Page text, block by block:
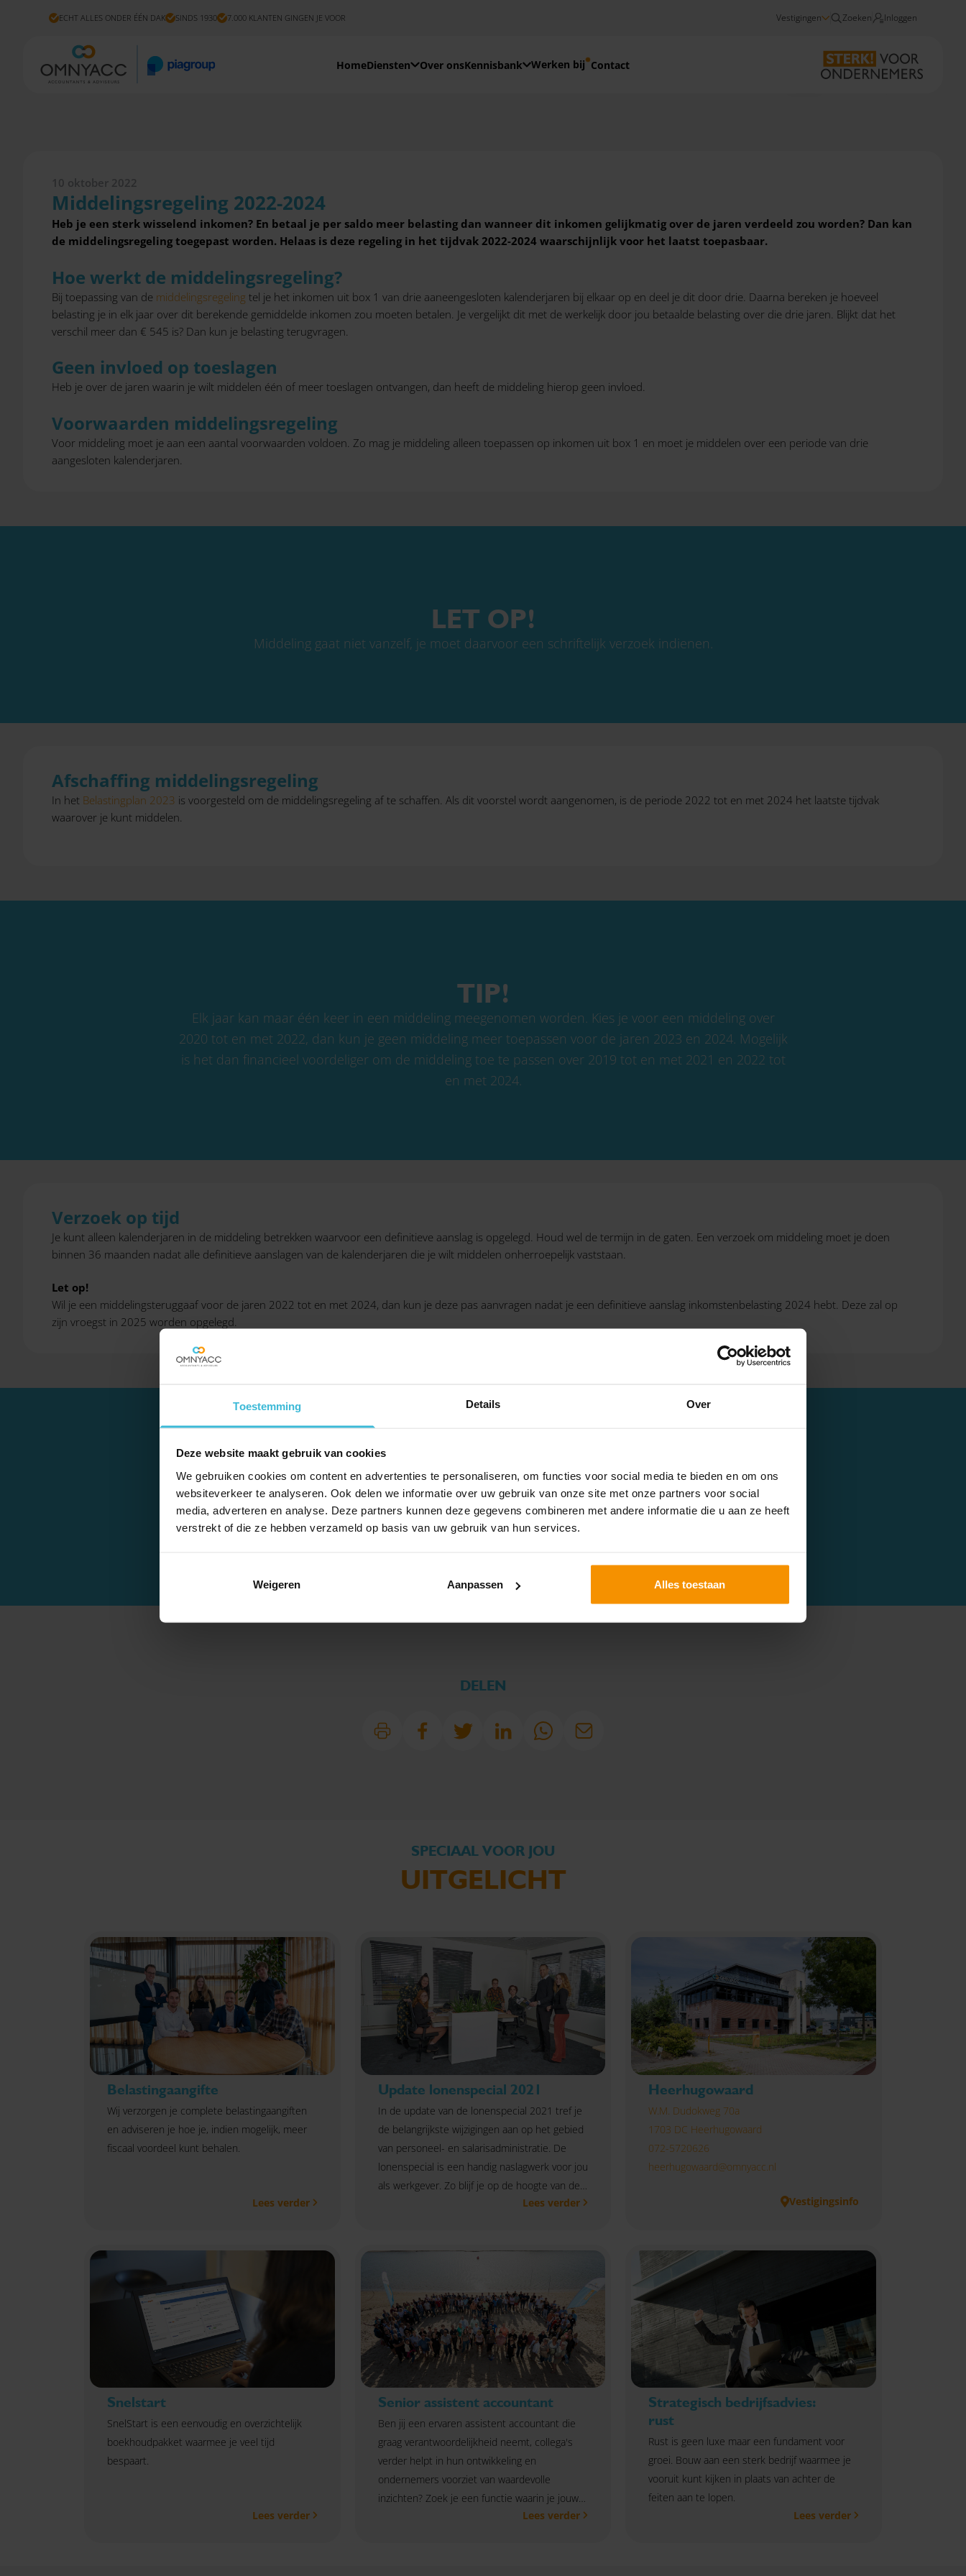
Toestemming Details Over
Deze website maakt gebruik van cookies
We gebruiken cookies om content en advertenties te personaliseren, om functies voor social media te bieden en om ons
websiteverkeer te analyseren. Ook delen we informatie over uw gebruik van onze site met onze partners voor social
media, adverteren en analyse. Deze partners kunnen deze gegevens combineren met andere informatie die u aan ze heeft
verstrekt of die ze hebben verzameld op basis van uw gebruik van hun services.
Weigeren Aanpassen Alles toestaan
ECHT ALLES ONDER ÉÉN DAK SINDS 1930 7.000 KLANTEN GINGEN JE VOOR Vestigingen Zoeken Inloggen
HomeDiensten Over onsKennisbank Werken bij Contact
Middelingsregeling 2022-2024
10 oktober 2022
Middelingsregeling 2022-2024
Heb je een sterk wisselend inkomen? En betaal je per saldo meer belasting dan wanneer dit inkomen gelijkmatig over de jaren verdeeld zou worden? Dan kan
de middelingsregeling toegepast worden. Helaas is deze regeling in het tijdvak 2022-2024 waarschijnlijk voor het laatst toepasbaar.
Hoe werkt de middelingsregeling?
Bij toepassing van de middelingsregeling tel je het inkomen uit box 1 van drie aaneengesloten kalenderjaren bij elkaar op en deel je dit door drie. Daarna bereken je hoeveel
belasting je in elk jaar over dit berekende gemiddelde inkomen zou moeten betalen. Je vergelijkt dit met de werkelijk door jou betaalde belasting over die drie jaren. Blijkt dat het
verschil meer dan € 545 is? Dan kun je belasting terugvragen.
Geen invloed op toeslagen
Heb je over de jaren waarin je wilt middelen één of meer toeslagen ontvangen, dan heeft de middeling hierop geen invloed.
Voorwaarden middelingsregeling
Voor middeling moet je aan een aantal voorwaarden voldoen. Zo mag je middeling alleen toepassen op inkomen uit box 1 en moet je middelen over een periode van drie
aangesloten kalenderjaren.
LET OP!
Middeling gaat niet vanzelf, je moet daarvoor een schriftelijk verzoek indienen.
Afschaffing middelingsregeling
In het Belastingplan 2023 is voorgesteld om de middelingsregeling af te schaffen. Als dit voorstel wordt aangenomen, is de periode 2022 tot en met 2024 het laatste tijdvak
waarover je kunt middelen.
TIP!
Elk jaar kan maar één keer in een middeling meegenomen worden. Kies je voor een middeling over
2020 tot en met 2022, dan kun je geen middeling meer toepassen voor de jaren 2023 en 2024. Mogelijk
is het dan financieel voordeliger om de middeling toe te passen over 2019 tot en met 2021 en 2022 tot
en met 2024.
Verzoek op tijd
Je kunt alleen kalenderjaren in de middeling betrekken waarvoor een definitieve aanslag is opgelegd. Houd wel de termijn in de gaten. Een verzoek om middeling moet je doen
binnen 36 maanden nadat alle definitieve aanslagen van de kalenderjaren die je wilt middelen onherroepelijk vaststaan.
Let op!
Wil je een middelingsteruggaaf voor de jaren 2022 tot en met 2024, dan kun je deze pas aanvragen nadat je een definitieve aanslag inkomstenbelasting 2024 hebt. Deze zal op
zijn vroegst in 2025 worden opgelegd.
LET OP!
Het plan om de middelingsregeling af te schaffen, moet nog worden goedgekeurd door de Tweede en
Eerste Kamer.
DELEN
SPECIAAL VOOR JOU
UITGELICHT
Belastingaangifte
Wij verzorgen je complete belastingaangiften
en adviseren je hoe je, indien mogelijk, meer
fiscaal voordeel kunt behalen.
Lees verder
Update lonenspecial 2021
In de update van de lonenspecial 2021 tref je
de belangrijkste wijzigingen aan op het gebied
van personeel- en salarisadministratie. De
lonenspecial is een handig naslagwerk voor jou
als werkgever. Zo blijf je op de hoogte van de
laatste actualiteiten. Wil je meer weten? Neem
Lees verder
Heerhugowaard
W.M. Dudokweg 70a
1703 DC Heerhugowaard
072-5720626
heerhugowaard@omnyacc.nl
Vestigingsinfo
Snelstart
SnelStart is een eenvoudig en overzichtelijk
boekhoudpakket waarmee je veel tijd
bespaart.
Lees verder
Senior assistent accountant
Ben jij een ervaren assistent accountant die
graag verantwoordelijkheid neemt, collega's
verder helpt in hun ontwikkeling en
ondernemers voorziet van waardevolle
inzichten? Zoek je een functie waarin je jouw
vakinhoudelijke kennis combineert met
Lees verder
Strategisch bedrijfsadvies:
rust
Rust is geen luxe maar een fundament voor
groei. Bouw aan een sterk bedrijf waarmee je
vooruit kunt kijken in plaats van achter de
feiten aan te lopen.
Lees verder